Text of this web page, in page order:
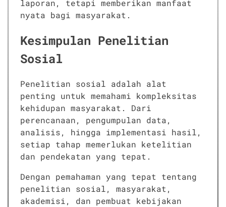
laporan, tetapi memberikan manfaat
nyata bagi masyarakat.
Kesimpulan Penelitian
Sosial
Penelitian sosial adalah alat
penting untuk memahami kompleksitas
kehidupan masyarakat. Dari
perencanaan, pengumpulan data,
analisis, hingga implementasi hasil,
setiap tahap memerlukan ketelitian
dan pendekatan yang tepat.
Dengan pemahaman yang tepat tentang
penelitian sosial, masyarakat,
akademisi, dan pembuat kebijakan